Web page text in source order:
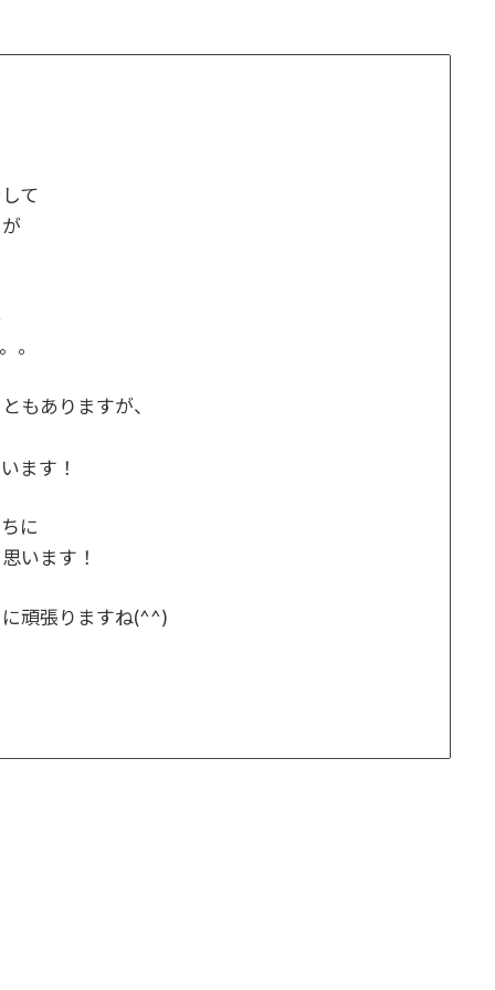
て
。
もありますが、
ます！
に
います！
頑張りますね(^^)